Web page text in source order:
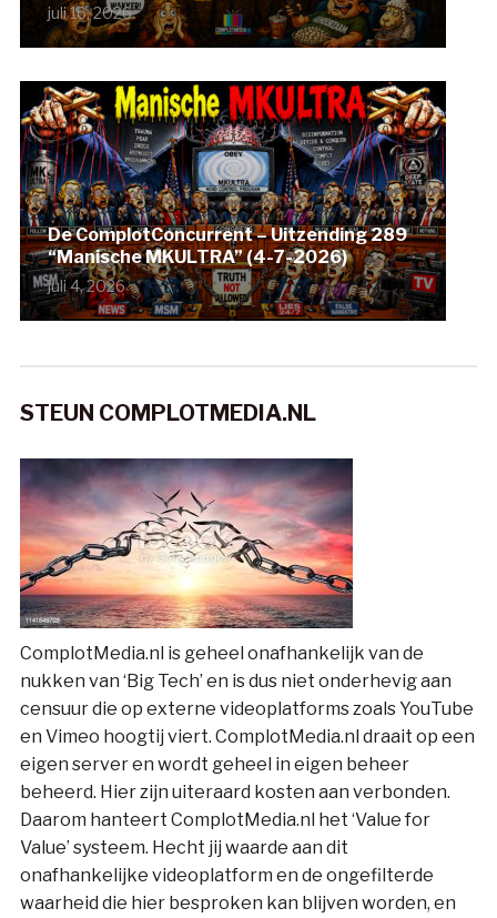
juli 16, 2026
De ComplotConcurrent – Uitzending 289
“Manische MKULTRA” (4-7-2026)
juli 4, 2026
STEUN COMPLOTMEDIA.NL
ComplotMedia.nl is geheel onafhankelijk van de
nukken van ‘Big Tech’ en is dus niet onderhevig aan
censuur die op externe videoplatforms zoals YouTube
en Vimeo hoogtij viert. ComplotMedia.nl draait op een
eigen server en wordt geheel in eigen beheer
beheerd. Hier zijn uiteraard kosten aan verbonden.
Daarom hanteert ComplotMedia.nl het ‘Value for
Value’ systeem. Hecht jij waarde aan dit
onafhankelijke videoplatform en de ongefilterde
waarheid die hier besproken kan blijven worden, en